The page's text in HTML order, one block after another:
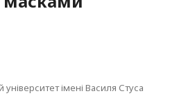
імені Василя Стуса